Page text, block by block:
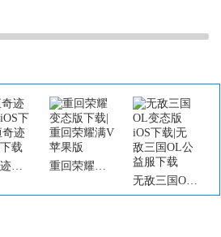
永恒奇迹变态版iOS下载|永恒奇迹公益服下载
重回荣耀变态版下载|重回荣耀满V苹果版
无敌三国OL变态版iOS下载|无敌三国OL公益服下载